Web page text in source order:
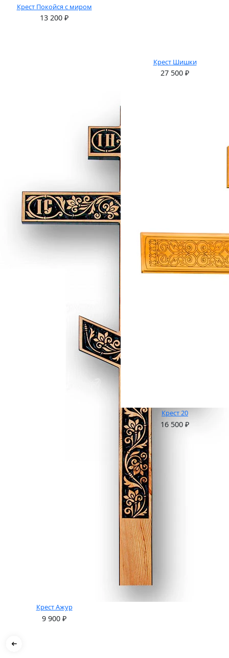
Крест Покойся с миром
13 200 ₽
Крест Шишки
27 500 ₽
Крест Ажур
9 900 ₽
Крест 20
16 500 ₽